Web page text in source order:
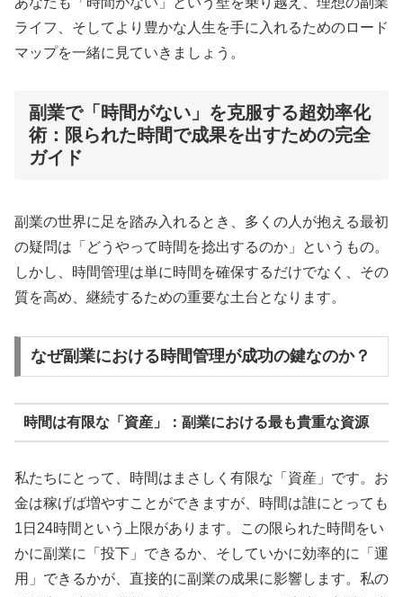
ライフ、そしてより豊かな人生を手に入れるためのロード
マップを一緒に見ていきましょう。
副業で「時間がない」を克服する超効率化
術：限られた時間で成果を出すための完全
ガイド
副業の世界に足を踏み入れるとき、多くの人が抱える最初
の疑問は「どうやって時間を捻出するのか」というもの。
しかし、時間管理は単に時間を確保するだけでなく、その
質を高め、継続するための重要な土台となります。
なぜ副業における時間管理が成功の鍵なのか？
時間は有限な「資産」：副業における最も貴重な資源
私たちにとって、時間はまさしく有限な「資産」です。お
金は稼げば増やすことができますが、時間は誰にとっても
1日24時間という上限があります。この限られた時間をい
かに副業に「投下」できるか、そしていかに効率的に「運
用」できるかが、直接的に副業の成果に影響します。私の